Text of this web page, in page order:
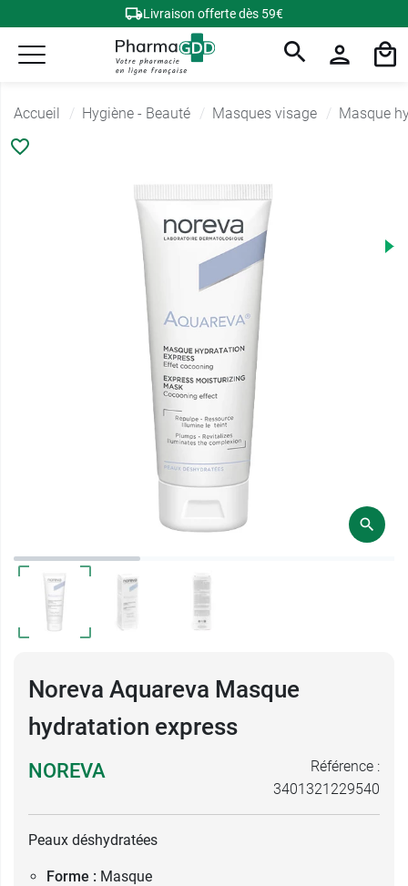
Livraison offerte dès 59€
Accueil Hygiène - Beauté Masques visage Masque
Noreva Aquareva Masque
hydratation express
NOREVA
Référence :
3401321229540
Peaux déshydratées
Forme : Masque